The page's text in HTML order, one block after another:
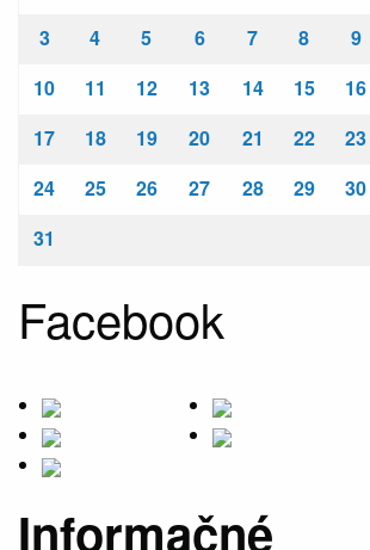
3
4 5 6 7 8
9
10
11 12 13 14 15
16
17
18 19 20 21 22
23
24
25 26 27 28 29
30
31
Facebook
Informačné